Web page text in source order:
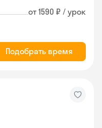
от 1590 ₽ / урок
Подобрать время